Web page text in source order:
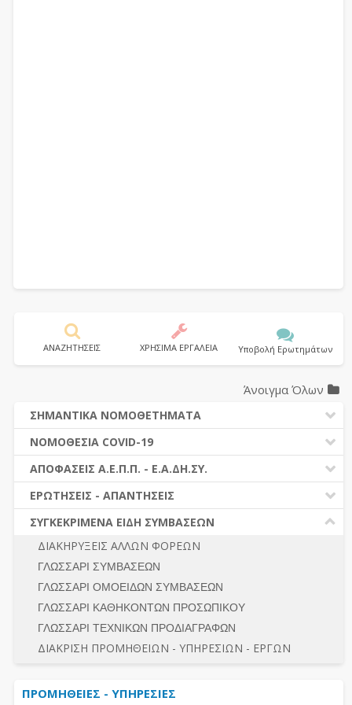
ΑΝΑΖΗΤΗΣΕΙΣ ΧΡΗΣΙΜΑ ΕΡΓΑΛΕΙΑ Υποβολή Ερωτημάτων
Άνοιγμα Όλων
ΣΗΜΑΝΤΙΚΑ ΝΟΜΟΘΕΤΗΜΑΤΑ
ΔΗΜΟΣΙΕΣ ΣΥΜΒΑΣΕΙΣ (Ν. 4412/2016)
ΔΗΜΟΤΙΚΟΣ ΚΩΔΙΚΑΣ (Ν.3463/2006)
ΚΑΛΛΙΚΡΑΤΗΣ (Ν.3852/2010)
ΝΟΜΟΘΕΣΙΑ - ΝΟΜΟΛΟΓΙΑ (ΣΥΝΟΛΟ)
ΝΟΜΟΘΕΣΙΑ COVID-19
ΝΟΜΟΘΕΣΙΑ - ΝΟΜΟΛΟΓΙΑ COVID -19
ΕΡΩΤΗΣΕΙΣ - ΑΠΑΝΤΗΣΕΙΣ
ΑΠΟΦΑΣΕΙΣ Α.Ε.Π.Π. - Ε.Α.ΔΗ.ΣΥ.
ΠΡΟΔΙΚΑΣΤΙΚΗ ΠΡΟΣΦΥΓΗ
ΓΕΝΙΚΟΙ ΚΑΝΟΝΕΣ
ΔΙΚΑΙΟΥΜΕΝΟΙ ΣΥΜΜΕΤΟΧΗΣ
ΠΡΟΣΦΟΡΕΣ – ΔΙΚΑΙΟΛΟΓΗΤΙΚΑ ΣΥΜΜΕΤΟΧΗΣ
ΔΙΕΞΑΓΩΓΗ ΔΙΑΔΙΚΑΣΙΑΣ
ΕΣΗΔΗΣ – ΚΗΜΔΗΣ
ΠΕΡΙΛΗΨΕΙΣ ΑΠΟΦΑΣΕΩΝ Α.Ε.Π.Π. - Ε.Α.ΔΗ.ΣΥ.
ΣΥΝΟΛΟ
ΕΡΩΤΗΣΕΙΣ - ΑΠΑΝΤΗΣΕΙΣ
Ν. 4782/2021 - ΤΡΟΠΟΠΟΙΗΣΗ 4412/2016
ΔΙΕΞΑΓΩΓΗ ΔΙΑΔΙΚΑΣΙΑΣ
ΔΙΑΔΙΚΑΣΙΕΣ ΑΝΑΘΕΣΗΣ
ΓΕΝΙΚΟΙ ΚΑΝΟΝΕΣ
ΠΡΟΕΤΟΙΜΑΣΙΑ - ΔΗΜΟΣΙΟΤΗΤΑ
ΛΟΓΟΙ ΑΠΟΚΛΕΙΣΜΟΥ-ΔΙΚΑΙΟΥΜΕΝΟΙ ΣΥΜΜΕΤΟΧΗΣ
ΠΡΟΣΦΟΡΕΣ - ΔΙΚΑΙΟΛΟΓΗΤΙΚΑ ΣΥΜΜΕΤΟΧΗΣ
ΣΥΓΚΕΚΡΙΜΕΝΑ ΕΙΔΗ ΣΥΜΒΑΣΕΩΝ
ΔΙΑΚΗΡΥΞΕΙΣ ΑΛΛΩΝ ΦΟΡΕΩΝ
ΓΛΩΣΣΑΡΙ ΣΥΜΒΑΣΕΩΝ
ΓΛΩΣΣΑΡΙ ΟΜΟΕΙΔΩΝ ΣΥΜΒΑΣΕΩΝ
ΓΛΩΣΣΑΡΙ ΚΑΘΗΚΟΝΤΩΝ ΠΡΟΣΩΠΙΚΟΥ
ΓΛΩΣΣΑΡΙ ΤΕΧΝΙΚΩΝ ΠΡΟΔΙΑΓΡΑΦΩΝ
ΔΙΑΚΡΙΣΗ ΠΡΟΜΗΘΕΙΩΝ - ΥΠΗΡΕΣΙΩΝ - ΕΡΓΩΝ
ΠΡΟΜΗΘΕΙΕΣ - ΥΠΗΡΕΣΙΕΣ